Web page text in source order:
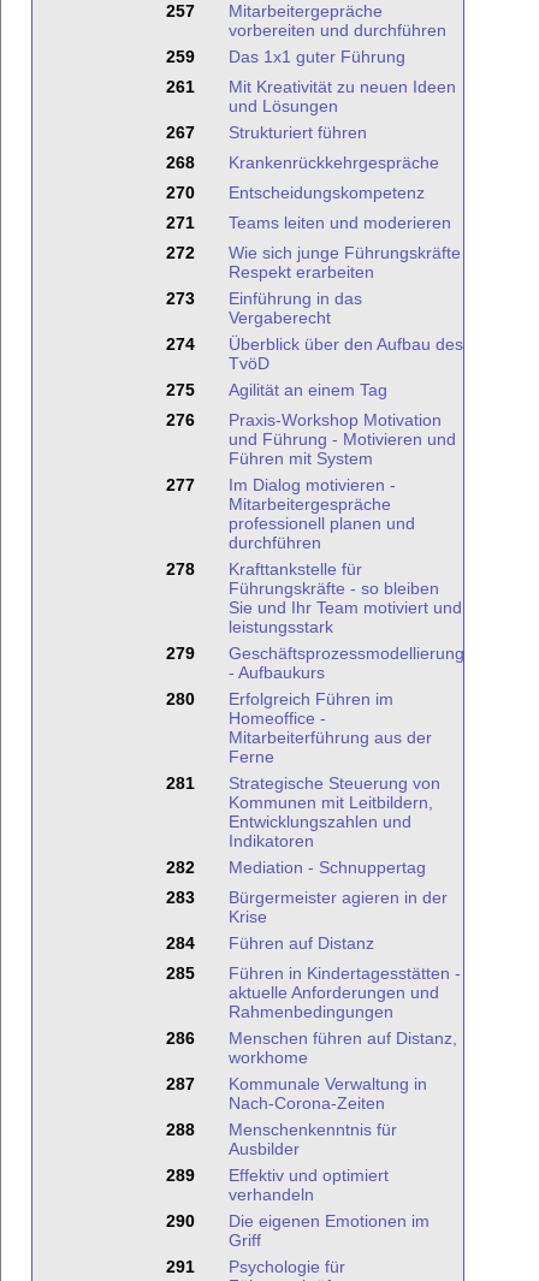
257
Mitarbeitergepräche
vorbereiten und durchführen
259
Das 1x1 guter Führung
261
Mit Kreativität zu neuen Ideen
und Lösungen
267
Strukturiert führen
268
Krankenrückkehrgespräche
270
Entscheidungskompetenz
271
Teams leiten und moderieren
272
Wie sich junge Führungskräfte
Respekt erarbeiten
273
Einführung in das
Vergaberecht
274
Überblick über den Aufbau des
TvöD
275
Agilität an einem Tag
276
Praxis-Workshop Motivation
und Führung - Motivieren und
Führen mit System
277
Im Dialog motivieren -
Mitarbeitergespräche
professionell planen und
durchführen
278
Krafttankstelle für
Führungskräfte - so bleiben
Sie und Ihr Team motiviert und
leistungsstark
279
Geschäftsprozessmodellierung
- Aufbaukurs
280
Erfolgreich Führen im
Homeoffice -
Mitarbeiterführung aus der
Ferne
281
Strategische Steuerung von
Kommunen mit Leitbildern,
Entwicklungszahlen und
Indikatoren
282
Mediation - Schnuppertag
283
Bürgermeister agieren in der
Krise
284
Führen auf Distanz
285
Führen in Kindertagesstätten -
aktuelle Anforderungen und
Rahmenbedingungen
286
Menschen führen auf Distanz,
workhome
287
Kommunale Verwaltung in
Nach-Corona-Zeiten
288
Menschenkenntnis für
Ausbilder
289
Effektiv und optimiert
verhandeln
290
Die eigenen Emotionen im
Griff
291
Psychologie für